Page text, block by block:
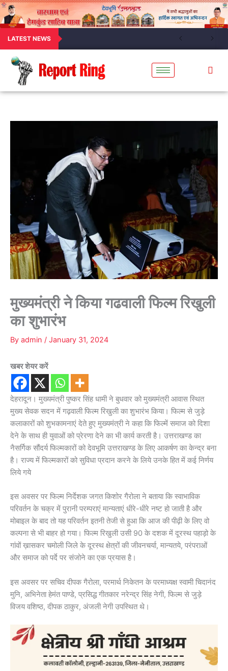
LATEST NEWS
मुख्यमंत्री ने किया गढवाली फिल्म रिखुली
का शुभारंभ
By admin / January 31, 2024
खबर शेयर करें
देहरादून। मुख्यमंत्री पुष्कर सिंह धामी ने बुधवार को मुख्यमंत्री आवास स्थित
मुख्य सेवक सदन में गढ़वाली फिल्म रिखुली का शुभारंभ किया। फिल्म से जुड़े
कलाकारों को शुभकामनाएं देते हुए मुख्यमंत्री ने कहा कि फिल्में समाज को दिशा
देने के साथ ही युवाओं को प्रेरणा देने का भी कार्य करती है। उत्तराखण्ड का
नैसर्गिक सौंदर्य फिल्मकारों को देवभूमि उत्तराखण्ड के लिए आकर्षण का केन्द्र बना
है। राज्य में फिल्मकारों को सुविधा प्रदान करने के लिये उनके हित में कई निर्णय
लिये गये
इस अवसर पर फिल्म निर्देशक जगत किशोर गैरोला ने बताया कि स्वाभाविक
परिवर्तन के चक्र में पुरानी परम्पराएं मान्यताएं धीरे-धीरे नष्ट हो जाती है और
मोबाइल के बाद तो यह परिवर्तन इतनी तेजी से हुआ कि आज की पीढ़ी के लिए वो
कल्पना से भी बाहर हो गया। फिल्म रिखुली उसी 90 के दशक में दूरस्थ पहाड़ो के
गांवों ख़ासकर चमोली जिले के दूरस्थ क्षेत्रों की जीवनचर्या, मान्यतये, परंपराओं
और समाज को पर्दे पर संजोने का एक प्रयास है।
इस अवसर पर सचिव दीपक गैरोला, परमार्थ निकेतन के परमाध्यक्ष स्वामी चिदानंद
मुनि, अभिनेता हेमंत पाण्डे, प्रसिद्ध गीतकार नरेन्द्र सिंह नेगी, फिल्म से जुड़े
विजय वशिष्ठ, दीपक ठाकुर, अंजली नेगी उपस्थित थे।